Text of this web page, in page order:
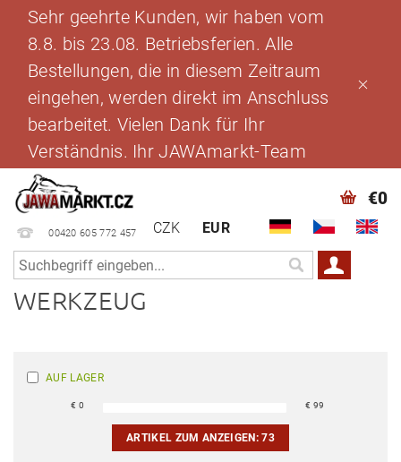
Sehr geehrte Kunden, wir haben vom
8.8. bis 23.08. Betriebsferien. Alle
Bestellungen, die in diesem Zeitraum
eingehen, werden direkt im Anschluss
bearbeitet. Vielen Dank für Ihr
Verständnis. Ihr JAWAmarkt-Team
00420 605 772 457 CZK EUR
€0
WERKZEUG
AUF LAGER
€0 € 99
ARTIKEL ZUM ANZEIGEN:73